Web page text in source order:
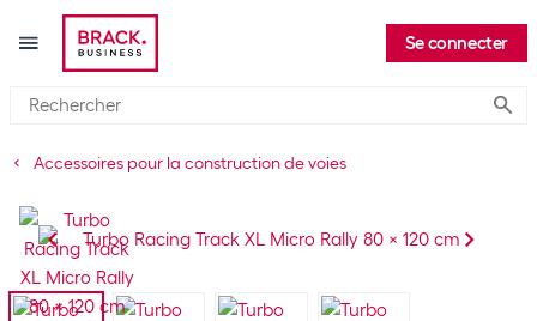
Se connecter
Accessoires pour la construction de voies